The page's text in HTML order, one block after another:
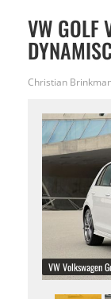
VW GOLF
Christian
VW Volkswagen